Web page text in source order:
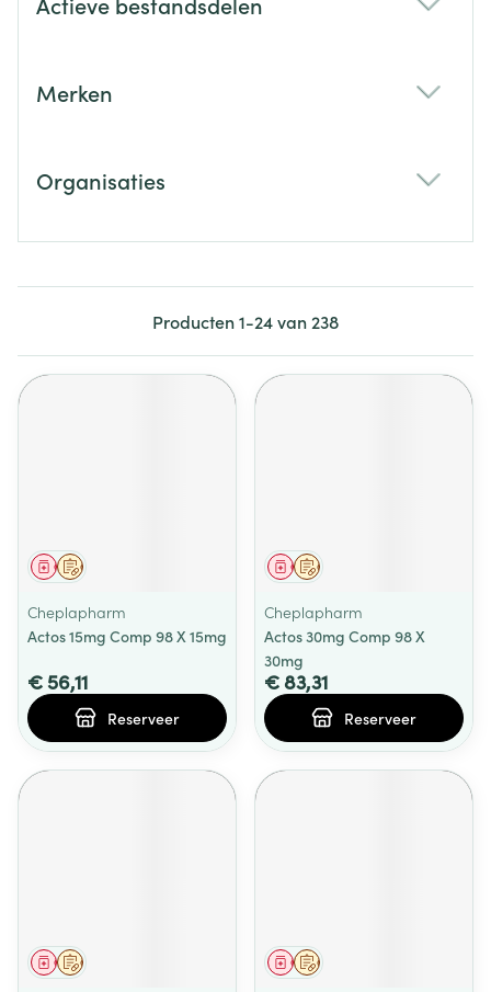
Merken
Organisaties
Producten1-24van 238
Op voorschrift
Geneesmiddel
Cheplapharm
Actos 15mg Comp 98 X 15mg
€ 56,11
Reserveer
Op voorschrift
Geneesmiddel
Cheplapharm
Actos 30mg Comp 98 X
30mg
€ 83,31
Reserveer
Op voorschrift
Geneesmiddel Op voorschrift
Geneesmiddel